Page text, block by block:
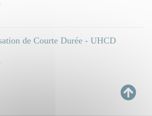
de Courte Durée - UHCD